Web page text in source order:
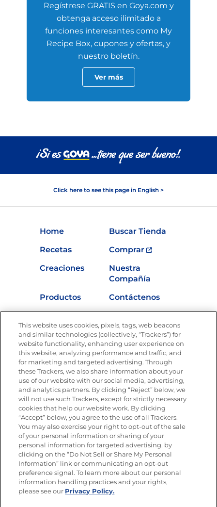
Regístrese GRATIS en Goya.com y
obtenga acceso ilimitado a
funciones interesantes como My
Recipe Box, cupones y ofertas, y
nuestro boletín.
Ver más
Click here to see this page in English >
Home
Buscar Tienda
Recetas
Comprar
Creaciones
Nuestra
Compañía
Productos
Contáctenos
Nutrición
Únete a La Cocina Goya®
Recibe Nuevas Recetas, Ofertas Especiales y
Promociones
Email(Obligatorio)
SÍGUENOS EN LAS REDES SOCIALES
This website uses cookies, pixels, tags, web beacons
and similar technologies (collectively, “Trackers”) for
website functionality, enhancing user experience on
this website, analyzing performance and traffic, and
for marketing and targeted advertising. Through
these Trackers, we also share information about your
use of our website with our social media, advertising,
and analytics partners. By clicking “Reject” below, we
will not use such Trackers, except for strictly necessary
cookies that help our website work. By clicking
“Accept” below, you agree to the use of all Trackers.
You may also exercise your right to opt-out of the sale
of your personal information or sharing of your
personal information for targeted advertising, by
clicking on the “Do Not Sell or Share My Personal
Information” link or communicating an opt-out
preference signal. To learn more about our personal
information handling practices and your rights,
please see our Privacy Policy.